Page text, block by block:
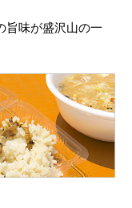
旨味が盛沢山の一